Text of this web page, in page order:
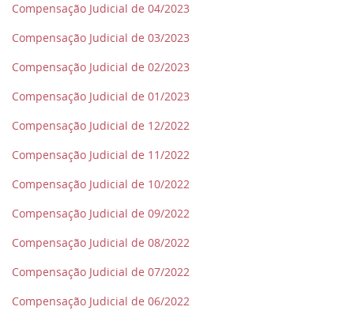
Compensação Judicial de 04/2023
Compensação Judicial de 03/2023
Compensação Judicial de 02/2023
Compensação Judicial de 01/2023
Compensação Judicial de 12/2022
Compensação Judicial de 11/2022
Compensação Judicial de 10/2022
Compensação Judicial de 09/2022
Compensação Judicial de 08/2022
Compensação Judicial de 07/2022
Compensação Judicial de 06/2022